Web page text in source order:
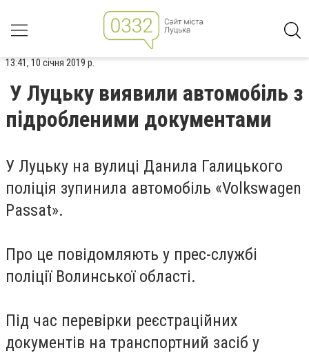
13:41, 10 січня 2019 р.
У Луцьку виявили автомобіль з
підробленими документами
У Луцьку на вулиці Данила Галицького
поліція зупинила автомобіль «Volkswagen
Passat».
Про це повідомляють у прес-службі
поліції Волинської області.
Під час перевірки реєстраційних
документів на транспортний засіб у